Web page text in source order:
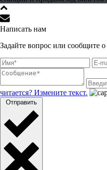
Написать нам
Задайте вопрос или сообщите
читается? Измените текст.
Отправить